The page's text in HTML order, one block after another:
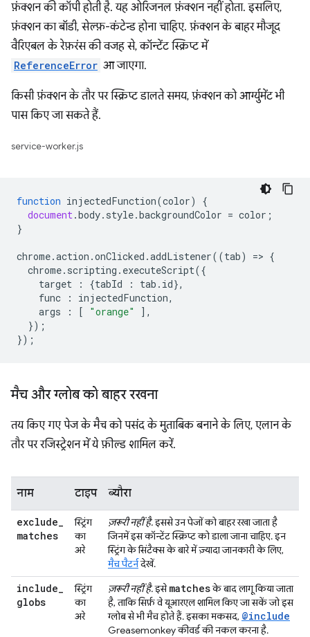
फ़ंक्शन की कॉपी होती है. यह ओरिजनल फ़ंक्शन नहीं होता. इसलिए,
फ़ंक्शन का बॉडी, सेल्फ़-कंटेन्ड होना चाहिए. फ़ंक्शन के बाहर मौजूद
वैरिएबल के रेफ़रंस की वजह से, कॉन्टेंट स्क्रिप्ट में
ReferenceError आ जाएगा.
किसी फ़ंक्शन के तौर पर स्क्रिप्ट डालते समय, फ़ंक्शन को आर्ग्युमेंट भी
पास किए जा सकते हैं.
service-worker.js
function injectedFunction(color)
{
document.body. style.backgroundColor = color ;
}
chrome.action .onClicked .addListener((tab) => {
chrome. scripting . executeScript({
target
: {tabId : tab . id},
func
: injectedFunction,
args
: [ "orange"
],
});
});
मैच और ग्लोब को बाहर रखना
तय किए गए पेज के मैच को पसंद के मुताबिक बनाने के लिए, एलान के
तौर पर रजिस्ट्रेशन में ये फ़ील्ड शामिल करें.
नाम टाइप ब्यौरा
exclude_
matches
स्ट्रिंग
का
अरे
ज़रूरी नहीं है.इससे उन पेजों को बाहर रखा जाता है
जिनमें इस कॉन्टेंट स्क्रिप्ट को डाला जाना चाहिए. इन
स्ट्रिंग के सिंटैक्स के बारे में ज़्यादा जानकारी के लिए,
मैच पैटर्नदेखें.
include_
globs
स्ट्रिंग
का
अरे
ज़रूरी नहीं है.इसेmatchesके बाद लागू किया जाता
है, ताकि सिर्फ़ वे यूआरएल शामिल किए जा सकें जो इस
ग्लोब से भी मैच होते हैं. इसका मकसद, @include
Greasemonkey कीवर्ड की नकल करना है.